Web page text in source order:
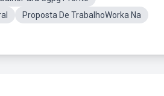
Proposta De TrabalhoWorka Na